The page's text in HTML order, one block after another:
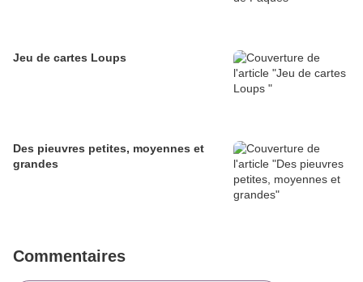
Jeu de cartes Loups
Des pieuvres petites, moyennes et
grandes
Commentaires